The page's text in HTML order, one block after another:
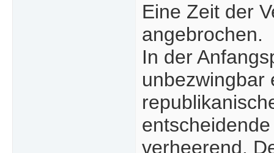
Eine Zeit der
angebrochen.
In der
unbezwingbar
verheerend.